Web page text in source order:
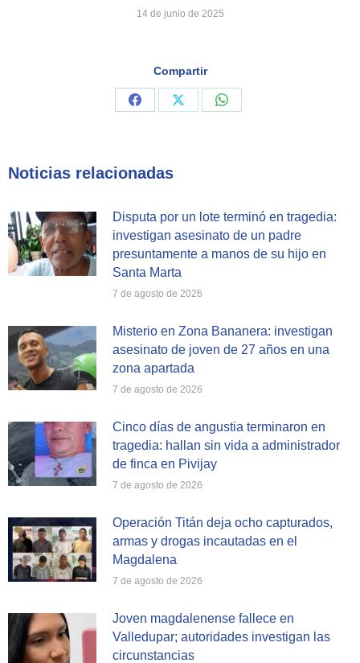
14 de junio de 2025
Compartir
Share
Share
Share
Noticias relacionadas
Disputa por un lote terminó en tragedia:
investigan asesinato de un padre
presuntamente a manos de su hijo en
Santa Marta
7 de agosto de 2026
Misterio en Zona Bananera: investigan
asesinato de joven de 27 años en una
zona apartada
7 de agosto de 2026
Cinco días de angustia terminaron en
tragedia: hallan sin vida a administrador
de finca en Pivijay
7 de agosto de 2026
Operación Titán deja ocho capturados,
armas y drogas incautadas en el
Magdalena
7 de agosto de 2026
Joven magdalenense fallece en
Valledupar; autoridades investigan las
circunstancias